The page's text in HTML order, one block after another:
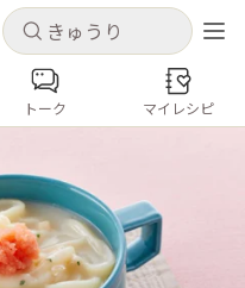
キャンセル
保存できます
キャンセル
コンテンツ
とうもろこし
トーク マイレシピ